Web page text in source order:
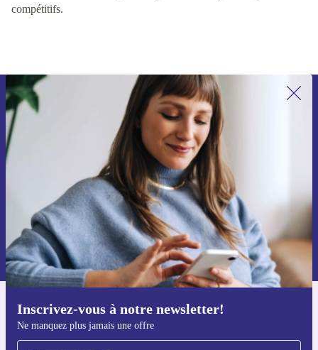
compétitifs.
Inscrivez-vous à notre newsletter!
Ne manquez plus jamais une offre
Recevoir offres et infos de refurbed
par mail
Ne manquez plus aucune offre.
S'inscrire
Retrouvez les informations sur l'utilisation des données personnelles
dans notre
politique de confidentialité.
Téléchargez l'application refurbed
Pour iOS et Android